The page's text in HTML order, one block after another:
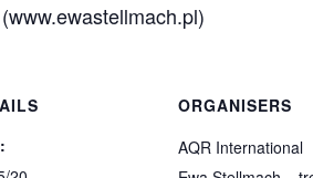
ORGANISERS
AQR International